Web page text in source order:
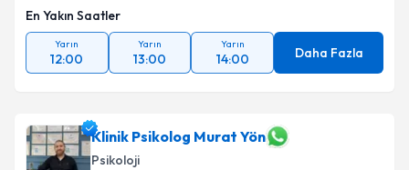
En Yakın Saatler
Yarın
12:00
Yarın
13:00
Yarın
14:00 Daha Fazla
Klinik Psikolog Murat Yön
Psikoloji